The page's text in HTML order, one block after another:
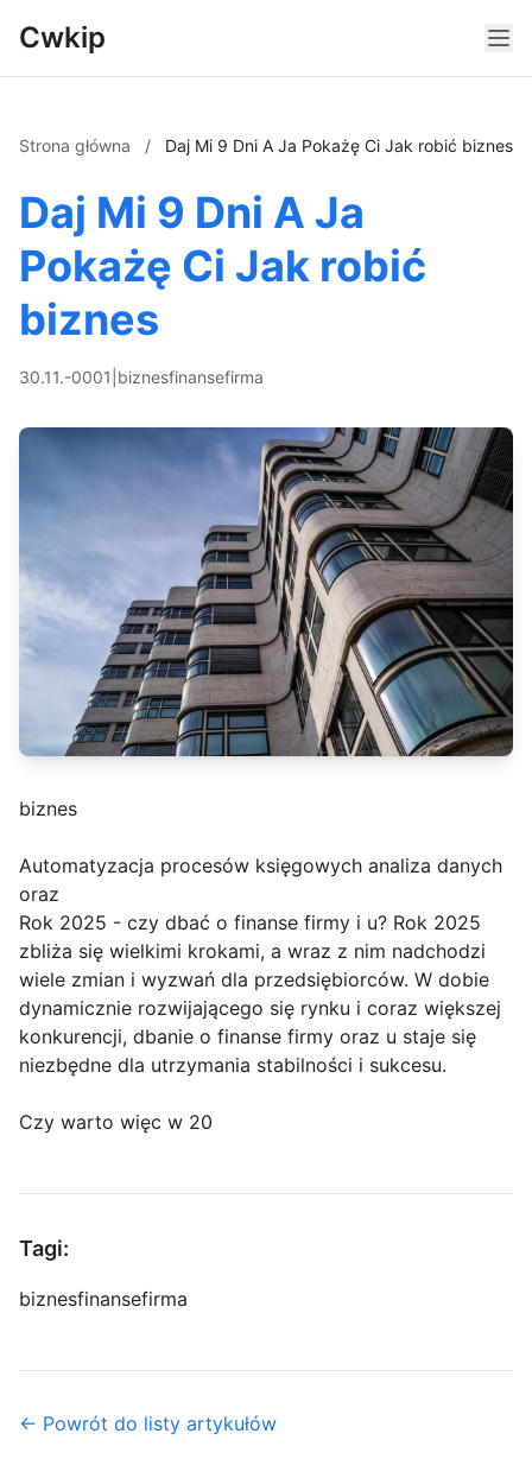
Cwkip
Strona główna / Daj Mi 9 Dni A Ja Pokażę Ci Jak robić biznes
Daj Mi 9 Dni A Ja
Pokażę Ci Jak robić
biznes
30.11.-0001 biznesfinansefirma
biznes
Automatyzacja procesów księgowych analiza danych
oraz
Rok 2025 - czy dbać o finanse firmy i u? Rok 2025
zbliża się wielkimi krokami, a wraz z nim nadchodzi
wiele zmian i wyzwań dla przedsiębiorców. W dobie
dynamicznie rozwijającego się rynku i coraz większej
konkurencji, dbanie o finanse firmy oraz u staje się
niezbędne dla utrzymania stabilności i sukcesu.
Czy warto więc w 20
Tagi:
biznesfinansefirma
← Powrót do listy artykułów